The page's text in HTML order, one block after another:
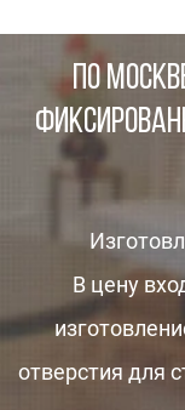
ПО
В цену
отверстия для